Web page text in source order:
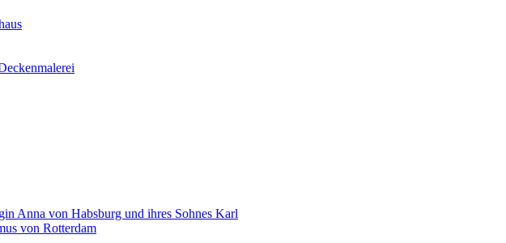
Anna von Habsburg und ihres Sohnes Karl
von Rotterdam